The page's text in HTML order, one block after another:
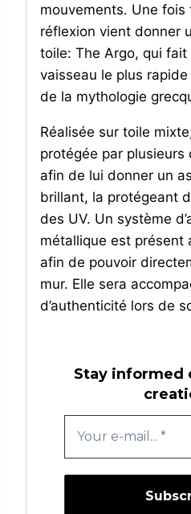
mouvements. Une fois
réflexion vient donner
toile: The Argo, qui fait
vaisseau le plus
de la mythologie
Réalisée sur toile
protégée par plusieurs
afin de lui donner un
brillant, la protégeant
des UV. Un système
métallique est présent
afin de pouvoir
mur. Elle sera
d’authenticité lors de
Stay informed